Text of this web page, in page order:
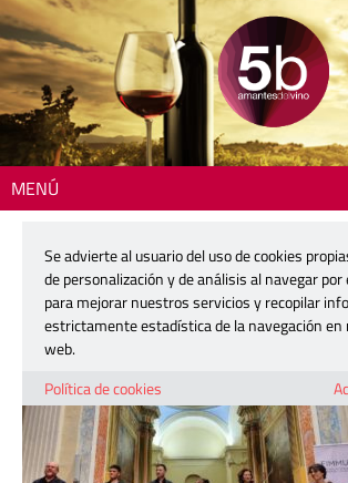
MENÚ
FIMMUR2025_3
30 junio, 2026
Se advierte al usuario del uso de cookies
de personalización y de análisis al navegar
para mejorar nuestros servicios y recopilar
estrictamente estadística de la navegación
web.
Política de cookies